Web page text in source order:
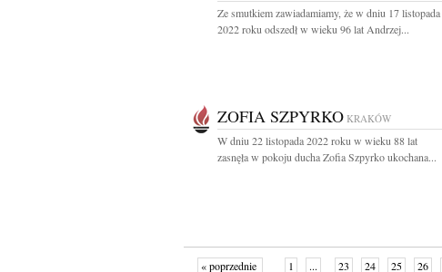
Ze smutkiem zawiadamiamy, że w dniu 17 listopada
2022 roku odszedł w wieku 96 lat Andrzej...
ZOFIA SZPYRKO KRAKÓW
W dniu 22 listopada 2022 roku w wieku 88 lat
zasnęła w pokoju ducha Zofia Szpyrko ukochana...
« poprzednie 1 ... 23 24 25 26